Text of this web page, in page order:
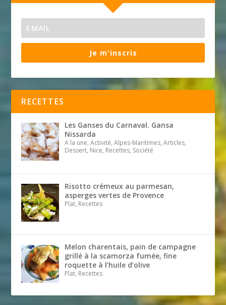
Je m'inscris
RECETTES
Les Ganses du Carnaval. Gansa
Nissarda
A la une, Activité, Alpes-Maritimes, Articles,
Dessert, Nice, Recettes, Société
Risotto crémeux au parmesan,
asperges vertes de Provence
Plat, Recettes
Melon charentais, pain de campagne
grillé à la scamorza fumée, fine
roquette à l’huile d’olive
Plat, Recettes